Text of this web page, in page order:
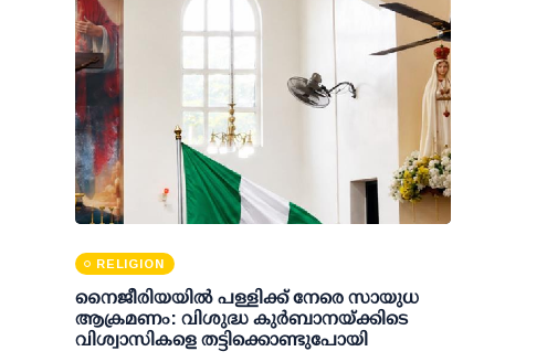
RELIGION
നൈജീരിയയിൽ പള്ളിക്ക് നേരെ സായുധ
ആക്രമണം: വിശുദ്ധ കുർബാനയ്ക്കിടെ
വിശ്വാസികളെ തട്ടിക്കൊണ്ടുപോയി